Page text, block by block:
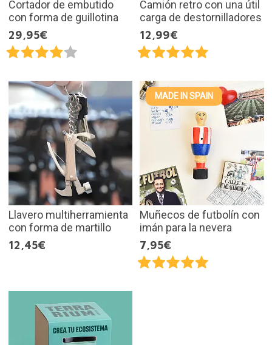
Cortador de embutido
con forma de guillotina
29,95€
Camión retro con una útil
carga de destornilladores
12,99€
Llavero multiherramienta
con forma de martillo
12,45€
MADE IN SPAIN
Muñecos de futbolín con
imán para la nevera
7,95€